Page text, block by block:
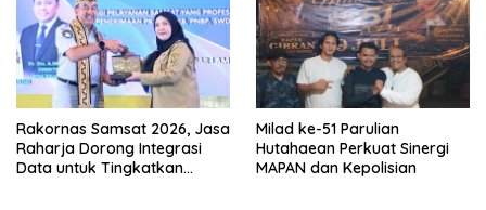
Rakornas Samsat 2026, Jasa
Raharja Dorong Integrasi
Data untuk Tingkatkan
Milad ke-51 Parulian
Hutahaean Perkuat Sinergi
MAPAN dan Kepolisian